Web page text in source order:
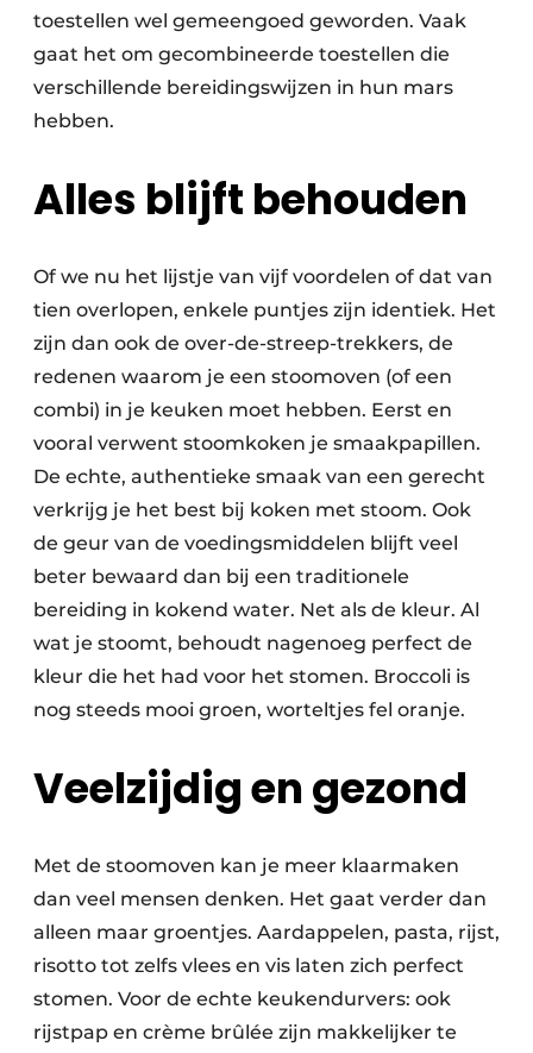
toestellen wel gemeengoed geworden. Vaak
gaat het om gecombineerde toestellen die
verschillende bereidingswijzen in hun mars
hebben.
Alles blijft behouden
Of we nu het lijstje van vijf voordelen of dat van
tien overlopen, enkele puntjes zijn identiek. Het
zijn dan ook de over-de-streep-trekkers, de
redenen waarom je een stoomoven (of een
combi) in je keuken moet hebben. Eerst en
vooral verwent stoomkoken je smaak­papillen.
De echte, authentieke smaak van een gerecht
verkrijg je het best bij koken met stoom. Ook
de geur van de voedingsmiddelen blijft veel
beter bewaard dan bij een traditionele
bereiding in kokend water. Net als de kleur. Al
wat je stoomt, behoudt nagenoeg perfect de
kleur die het had voor het stomen. Broccoli is
nog steeds mooi groen, worteltjes fel oranje.
Veelzijdig en gezond
Met de stoomoven kan je meer klaarmaken
dan veel mensen denken. Het gaat verder dan
alleen maar groentjes. Aardappelen, pasta, rijst,
risotto tot zelfs vlees en vis laten zich perfect
stomen. Voor de echte keukendurvers: ook
rijstpap en crème brûlée zijn makkelijker te